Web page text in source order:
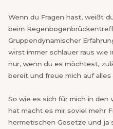
Wenn du Fragen hast, weißt
beim
Gruppendynamischer
wirst immer schlauer raus wie
nur, wenn du es möchtest,
bereit und freue mich auf
So wie es sich für mich in den
hat macht es mir soviel mehr
hermetischen Gesetze und ja